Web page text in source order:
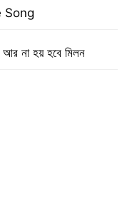
Song
হয় হবে মিলন